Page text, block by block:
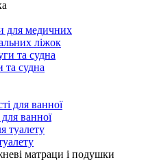
для медичних
ліжок
та судна
ванної